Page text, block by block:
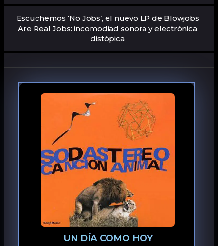
Escuchemos ‘No Jobs’, el nuevo LP de Blowjobs
Are Real Jobs: incomodiad sonora y electrónica
distópica
UN DÍA COMO HOY